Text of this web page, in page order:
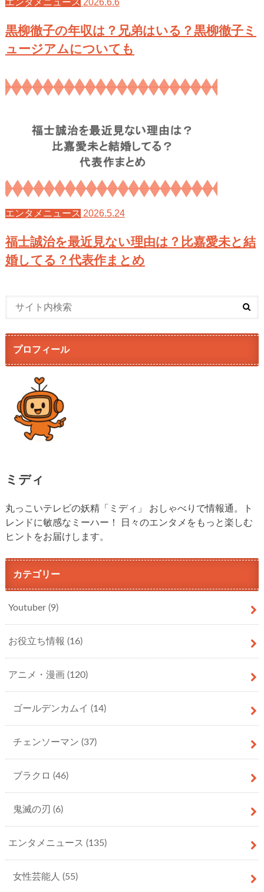
エンタメニュース 2026.6.6
黒柳徹子の年収は？兄弟はいる？黒柳徹子ミ
ュージアムについても
エンタメニュース 2026.5.24
福士誠治を最近見ない理由は？比嘉愛未と結
婚してる？代表作まとめ
プロフィール
ミディ
丸っこいテレビの妖精「ミディ」 おしゃべりで情報通。ト
レンドに敏感なミーハー！ 日々のエンタメをもっと楽しむ
ヒントをお届けします。
カテゴリー
Youtuber (9)
お役立ち情報 (16)
アニメ・漫画 (120)
ゴールデンカムイ (14)
チェンソーマン (37)
ブラクロ (46)
鬼滅の刃 (6)
エンタメニュース (135)
女性芸能人 (55)